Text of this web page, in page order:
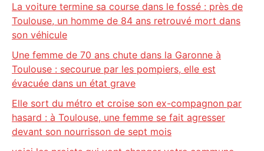
La voiture termine sa course dans le fossé : près de
Toulouse, un homme de 84 ans retrouvé mort dans
son véhicule
Une femme de 70 ans chute dans la Garonne à
Toulouse : secourue par les pompiers, elle est
évacuée dans un état grave
Elle sort du métro et croise son ex-compagnon par
hasard : à Toulouse, une femme se fait agresser
devant son nourrisson de sept mois